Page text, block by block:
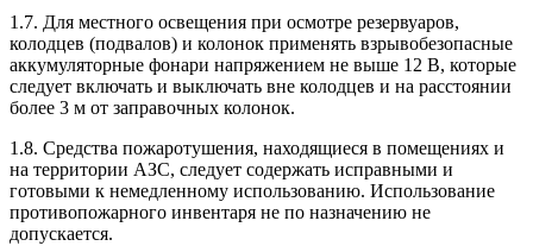
1.7. Для местного освещения при осмотре резервуаров,
колодцев (подвалов) и колонок применять взрывобезопасные
аккумуляторные фонари напряжением не выше 12 В, которые
следует включать и выключать вне колодцев и на расстоянии
более 3 м от заправочных колонок.
1.8. Средства пожаротушения, находящиеся в помещениях и
на территории АЗС, следует содержать исправными и
готовыми к немедленному использованию. Использование
противопожарного инвентаря не по назначению не
допускается.